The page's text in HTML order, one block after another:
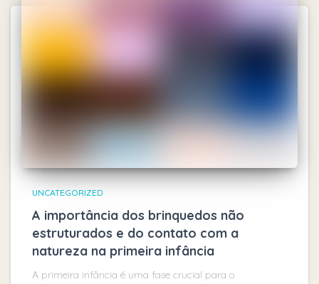
UNCATEGORIZED
A importância dos brinquedos não
estruturados e do contato com a
natureza na primeira infância
A primeira infância é uma fase crucial para o